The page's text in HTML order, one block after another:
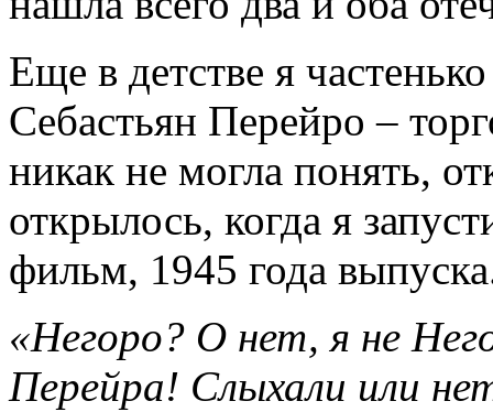
Еще в детстве я
Себастьян Перейро –
никак не могла понять,
открылось, когда я
фильм, 1945 года
«Негоро? О нет, я не
Перейра! Слыхали или